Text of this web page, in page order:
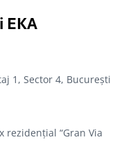
EKA
1, Sector 4, Bucureşti
rezidențial “Gran Via